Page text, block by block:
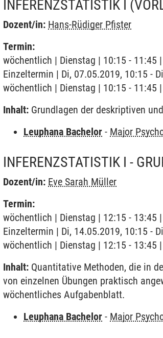
INFERENZSTATISTIK I
Dozent/in: Hans-Rüdiger Pfister
Termin:
wöchentlich | Dienstag | 10:15 - 11:45
Einzeltermin | Di, 07.05.2019, 10:15 -
wöchentlich | Dienstag | 10:15 - 11:45
Inhalt: Grundlagen der deskriptiven
Leuphana Bachelor - Major
INFERENZSTATISTIK I -
Dozent/in: Eve Sarah Müller
Termin:
wöchentlich | Dienstag | 12:15 - 13:45
Einzeltermin | Di, 14.05.2019, 10:15 -
wöchentlich | Dienstag | 12:15 - 13:45
Inhalt: Quantitative Methoden, die in
von einzelnen Übungen praktisch
wöchentliches Aufgabenblatt.
Leuphana Bachelor - Major